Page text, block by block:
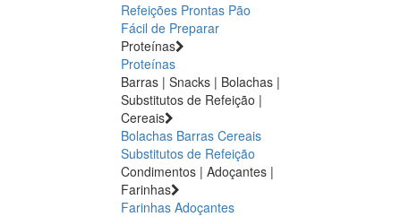
Refeições Prontas Pão
Fácil de Preparar
Proteínas
Proteínas
Barras | Snacks | Bolachas |
Substitutos de Refeição |
Cereais
Bolachas Barras Cereais
Substitutos de Refeição
Condimentos | Adoçantes |
Farinhas
Farinhas Adoçantes